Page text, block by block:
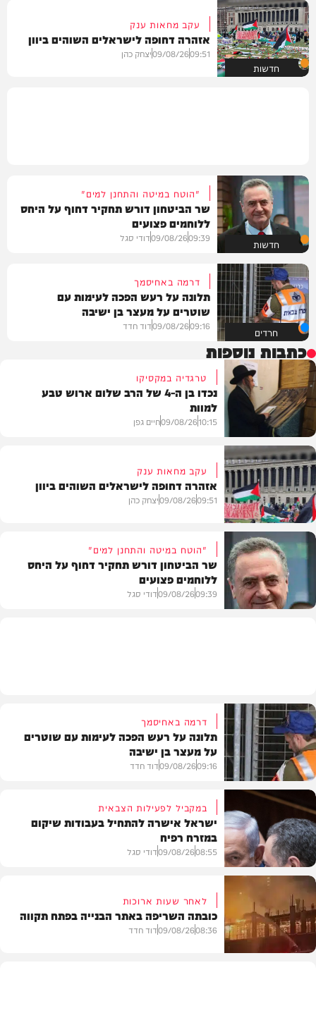
חדשות
עקב מחאות ענק
אזהרה דחופה לישראלים השוהים ביוון
09:51
09/08/26יצחק כהן
חדשות
"הוטח במיטה והתחנן למים"
שר הביטחון דורש תחקיר דחוף על היחס
ללוחמים פצועים
09:39
09/08/26דודי סגל
חרדים
דרמה באחיסמך
תלונה על רעש הפכה לעימות עם
שוטרים על מעצר בן ישיבה
09:16
09/08/26דוד חדד
כתבות נוספות
חדשות
טרגדיה במקסיקו
נכדו בן ה-4 של הרב שלום ארוש טבע
למוות
10:15
09/08/26חיים גפן
חדשות
עקב מחאות ענק
אזהרה דחופה לישראלים השוהים ביוון
09:51
09/08/26יצחק כהן
"הוטח במיטה והתחנן למים"
שר הביטחון דורש תחקיר דחוף על היחס
ללוחמים פצועים
09:39
09/08/26דודי סגל
חרדים
דרמה באחיסמך
תלונה על רעש הפכה לעימות עם שוטרים
על מעצר בן ישיבה
09:16
09/08/26דוד חדד
חדשות
במקביל לפעילות הצבאית
ישראל אישרה להתחיל בעבודות שיקום
במזרח רפיח
08:55
09/08/26דודי סגל
לאחר שעות ארוכות
כובתה השריפה באתר הבנייה בפתח תקווה
08:36
09/08/26דוד חדד